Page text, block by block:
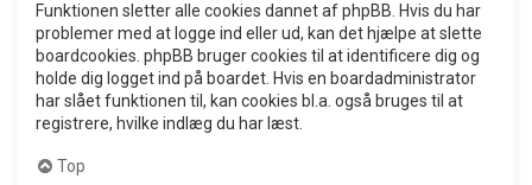
Funktionen sletter alle cookies dannet af phpBB. Hvis du har
problemer med at logge ind eller ud, kan det hjælpe at slette
boardcookies. phpBB bruger cookies til at identificere dig og
holde dig logget ind på boardet. Hvis en boardadministrator
har slået funktionen til, kan cookies bl.a. også bruges til at
registrere, hvilke indlæg du har læst.
Top